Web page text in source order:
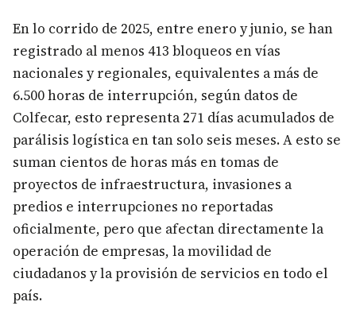
En lo corrido de 2025, entre enero y junio, se han
registrado al menos 413 bloqueos en vías
nacionales y regionales, equivalentes a más de
6.500 horas de interrupción, según datos de
Colfecar, esto representa 271 días acumulados de
parálisis logística en tan solo seis meses. A esto se
suman cientos de horas más en tomas de
proyectos de infraestructura, invasiones a
predios e interrupciones no reportadas
oficialmente, pero que afectan directamente la
operación de empresas, la movilidad de
ciudadanos y la provisión de servicios en todo el
país.